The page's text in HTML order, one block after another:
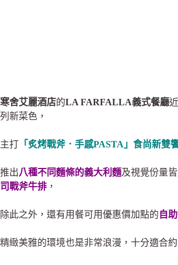
寒舍艾麗酒店的LA FARFALLA義式餐廳
列新菜色，
主打 「炙烤戰斧．手感PASTA」食尚新雙
推出八種不同麵條的義大利麵及視覺份量
司戰斧牛排 ，
除此之外，還有用餐可用優惠價加點的 自
精緻美雅的環境也是非常浪漫，十分適合約